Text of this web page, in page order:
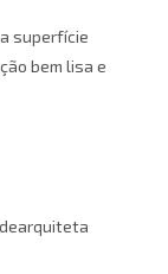
superfície
bem lisa e